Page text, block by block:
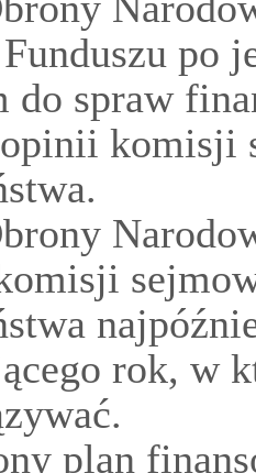
po
do spraw
komisji
rok, w
plan